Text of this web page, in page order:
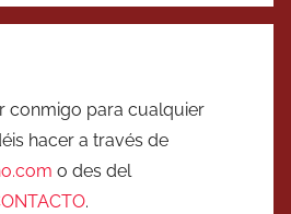
conmigo para cualquier
hacer a través de
o des del
.